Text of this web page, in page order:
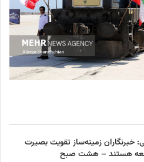
خبرنگاران زمینه‌ساز تقویت بصیرت
هستند – هشت صبح